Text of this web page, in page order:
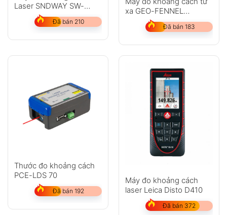
Laser SNDWAY SW-
Đã bán 210
xa GEO-FENNEL
GeoDist 40
Đã bán 183
Thước đo khoảng cách
PCE-LDS 70
Đã bán 192
Máy đo khoảng cách
laser Leica Disto D410
Đã bán 372